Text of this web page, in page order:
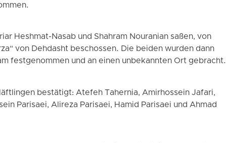
Heshmat-Nasab und Shahram Nouranian saßen, von
von Dehdasht beschossen. Die beiden wurden dann
festgenommen und an einen unbekannten Ort gebracht.
bestätigt: Atefeh Tahernia, Amirhossein Jafari,
Parisaei, Alireza Parisaei, Hamid Parisaei und Ahmad